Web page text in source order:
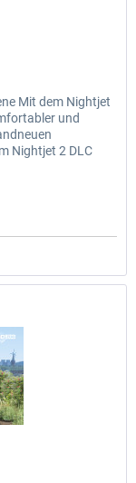
Mit dem Nightjet
und
Nightjet 2 DLC